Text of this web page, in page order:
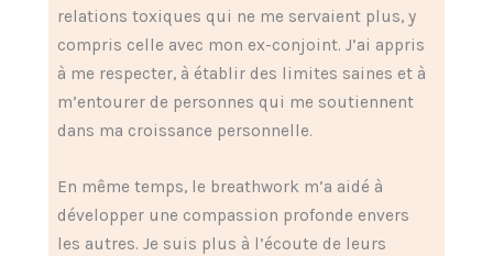
relations toxiques qui ne me servaient plus, y
compris celle avec mon ex-conjoint. J’ai appris
à me respecter, à établir des limites saines et à
m’entourer de personnes qui me soutiennent
dans ma croissance personnelle.
En même temps, le breathwork m’a aidé à
développer une compassion profonde envers
les autres. Je suis plus à l’écoute de leurs